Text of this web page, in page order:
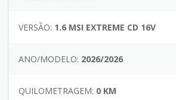
VERSÃO: 1.6 MSI EXTREME CD 16V
ANO/MODELO: 2026/2026
QUILOMETRAGEM: 0 KM